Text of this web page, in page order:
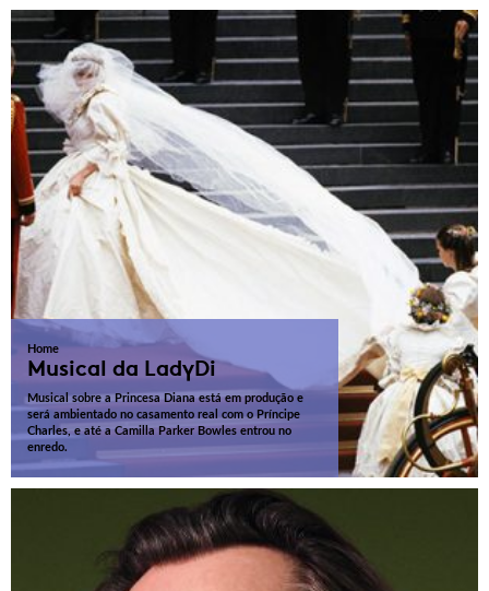
Home
Musical da LadyDi
Musical sobre a Princesa Diana está em produção e
será ambientado no casamento real com o Príncipe
Charles, e até a Camilla Parker Bowles entrou no
enredo.